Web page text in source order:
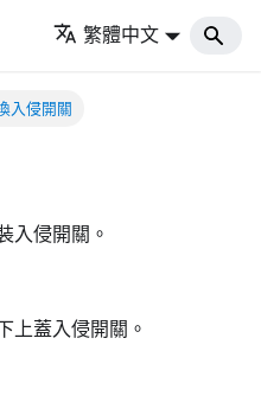
繁體中文
入侵開關
入侵開關。
上蓋入侵開關。